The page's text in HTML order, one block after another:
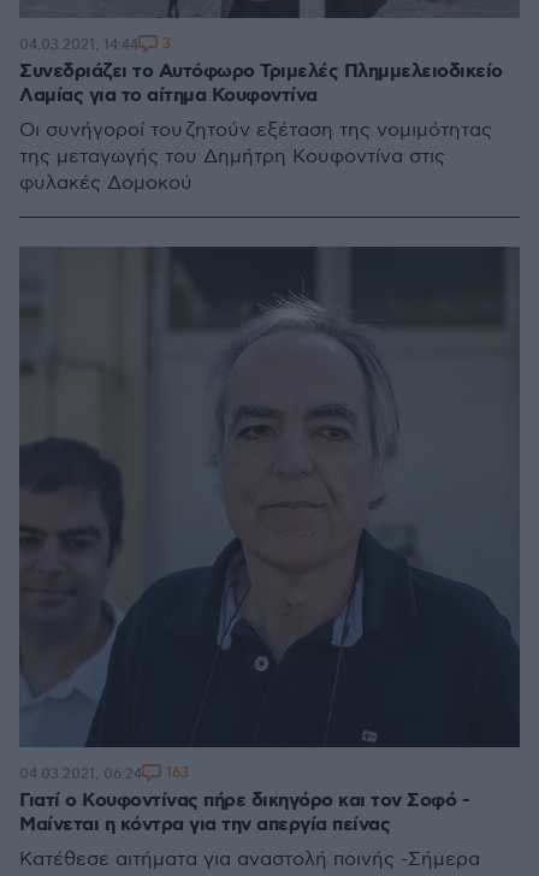
Συνεδριάζει το Αυτόφωρο Τριμελές Πλημμελειοδικείο
Λαμίας για το αίτημα Κουφοντίνα
Οι συνήγοροί του ζητούν εξέταση της νομιμότητας
της μεταγωγής του Δημήτρη Κουφοντίνα στις
φυλακές Δομοκού
04.03.2021, 14:44 3
Γιατί ο Κουφοντίνας πήρε δικηγόρο και τον Σοφό -
Μαίνεται η κόντρα για την απεργία πείνας
Kατέθεσε αιτήματα για αναστολή ποινής -Σήμερα
04.03.2021, 06:24 163